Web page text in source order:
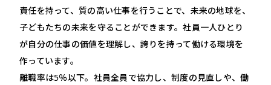
責任を持って、質の高い仕事を行うことで、未来の地球を、
子どもたちの未来を守ることができます。社員一人ひとり
が自分の仕事の価値を理解し、誇りを持って働ける環境を
作っています。
離職率は5％以下。社員全員で協力し、制度の見直しや、働